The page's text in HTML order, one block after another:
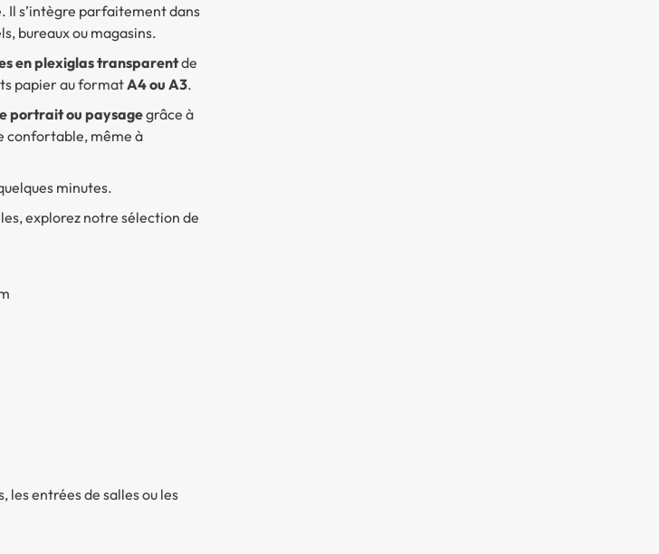
s’intègre parfaitement dans
bureaux ou magasins.
en plexiglas transparentde
papier au formatA4 ou A3.
portrait ou paysagegrâce à
confortable, même à
minutes.
explorez notre sélection de
les entrées de salles ou les